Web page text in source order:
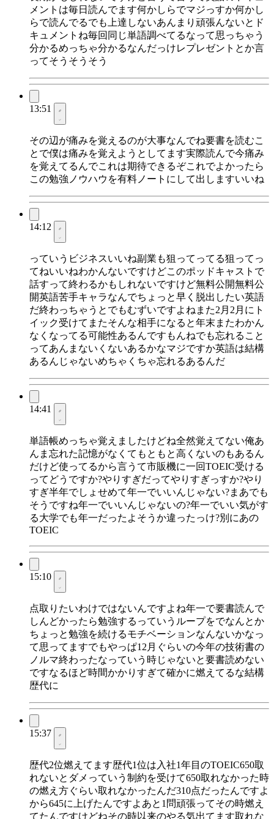
メントは毎日読んでます何かしらでマジっすか何かし
らで読んでるでも上達しないあんまり頑張んないとド
キュメントね毎回同じ単語調べてるなって思っちゃう
分かるめっちゃ分かるなんだっけレプレゼントとか言
ってそうそうそう
13:51
その辺が痛みを覚えるのが大事なんでね要書を読むこ
とで僕は痛みを覚えようとしてます実際読んで今痛み
を覚えてるんでこれは期待できるぞこれでよかったら
この勉強ノウハウを有料ノートにして出しますいいね
14:12
っていうビジネスいいね副業も狙ってってる狙ってっ
てねいいねわかんないですけどこのポッドキャストで
話すって終わるかもしれないですけど無料公開無料公
開英語苦手キャラなんでちょっと早く脱出したい英語
だ終わっちゃうとでもむずいですよねまた2月2月にト
イック受けてまたそんな相手になると年末またわかん
なくなってる可能性あるんですもんねでも忘れること
ってあんまないくないあるかなマジですか英語は結構
あるんじゃないめちゃくちゃ忘れるあるんだ
14:41
単語帳めっちゃ覚えましたけどね全然覚えてない俺あ
んま忘れた記憶がなくてもともと高くないのもあるん
だけど使ってるから言うて市販機に一回TOEIC受ける
ってどうですか?やりすぎだってやりすぎっすか?やり
すぎ半年でしょせめて年一でいいんじゃない?まあでも
そうですね年一でいいんじゃないの?年一でいい気がす
る大学でも年一だったよそうか違ったっけ?別にあの
TOEIC
15:10
点取りたいわけではないんですよね年一で要書読んで
しんどかったら勉強するっていうループをでなんとか
ちょっと勉強を続けるモチベーションなんないかなっ
て思ってますでもやっぱ12月ぐらいの今年の技術書の
ノルマ終わったなっていう時じゃないと要書読めない
ですなるほど時間かかりすぎて確かに燃えてるな結構
歴代に
15:37
歴代2位燃えてます歴代1位は入社1年目のTOEIC650取
れないとダメっていう制約を受けて650取れなかった時
の燃え方ぐらい取れなかったんだ310点だったんですよ
から645に上げたんですよあと1問頑張ってその時燃え
てたんですけどねその時以来のやる気出てます取れな